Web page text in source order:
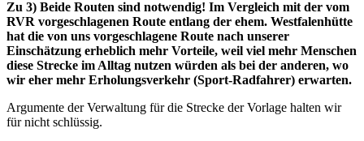
Zu 3) Beide Routen sind notwendig! Im Vergleich mit der vom
RVR vorgeschlagenen Route entlang der ehem. Westfalenhütte
hat die von uns vorgeschlagene Route nach unserer
Einschätzung erheblich mehr Vorteile, weil viel mehr Menschen
diese Strecke im Alltag nutzen würden als bei der anderen, wo
wir eher mehr Erholungsverkehr (Sport-Radfahrer) erwarten.
Argumente der Verwaltung für die Strecke der Vorlage halten wir
für nicht schlüssig.